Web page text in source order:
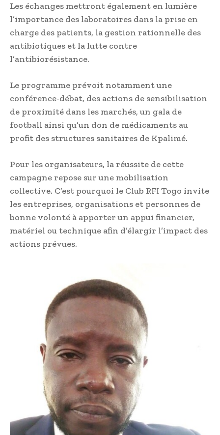
Les échanges mettront également en lumière
l’importance des laboratoires dans la prise en
charge des patients, la gestion rationnelle des
antibiotiques et la lutte contre
l’antibiorésistance.
Le programme prévoit notamment une
conférence-débat, des actions de sensibilisation
de proximité dans les marchés, un gala de
football ainsi qu’un don de médicaments au
profit des structures sanitaires de Kpalimé.
Pour les organisateurs, la réussite de cette
campagne repose sur une mobilisation
collective. C’est pourquoi le Club RFI Togo invite
les entreprises, organisations et personnes de
bonne volonté à apporter un appui financier,
matériel ou technique afin d’élargir l’impact des
actions prévues.